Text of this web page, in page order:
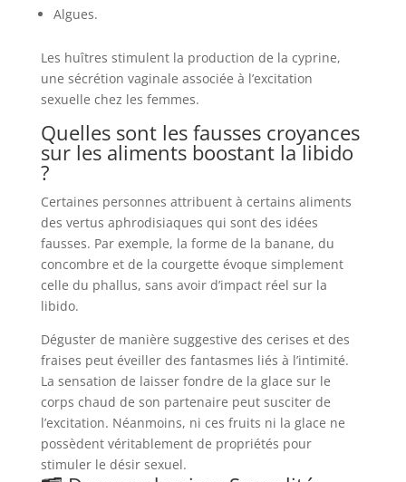
Algues.
Les huîtres stimulent la production de la cyprine,
une sécrétion vaginale associée à l’excitation
sexuelle chez les femmes.
Quelles sont les fausses croyances
sur les aliments boostant la libido
?
Certaines personnes attribuent à certains aliments
des vertus aphrodisiaques qui sont des idées
fausses. Par exemple, la forme de la banane, du
concombre et de la courgette évoque simplement
celle du phallus, sans avoir d’impact réel sur la
libido.
Déguster de manière suggestive des cerises et des
fraises peut éveiller des fantasmes liés à l’intimité.
La sensation de laisser fondre de la glace sur le
corps chaud de son partenaire peut susciter de
l’excitation. Néanmoins, ni ces fruits ni la glace ne
possèdent véritablement de propriétés pour
stimuler le désir sexuel.